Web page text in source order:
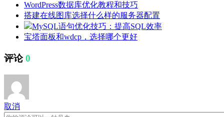
WordPress数据库优化教程和技巧
搭建在线图库选择什么样的服务器配置
MySQL语句优化技巧：提高SQL效率
宝塔面板和wdcp，选择哪个更好
评论0
取消